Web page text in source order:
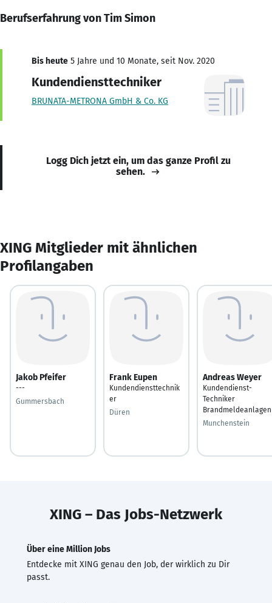
Berufserfahrung von Tim Simon
Bis heute 5 Jahre und 10 Monate, seit Nov. 2020
Kundendiensttechniker
BRUNATA-METRONA GmbH & Co. KG
Logg Dich jetzt ein, um das ganze Profil zu
sehen.
XING Mitglieder mit ähnlichen
Profilangaben
Jakob Pfeifer
---
Gummersbach
Frank Eupen
Kundendiensttechnik
er
Düren
Andreas Weyer
Kundendienst-
Techniker
Brandmeldeanlagen
Munchenstein
XING – Das Jobs-Netzwerk
Über eine Million Jobs
Entdecke mit XING genau den Job, der wirklich zu Dir
passt.